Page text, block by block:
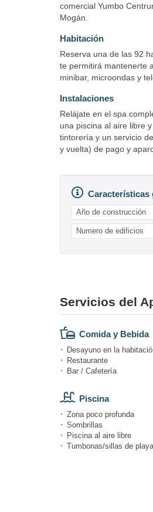
comercial Yumbo
Mogán.
Habitación
Reserva una de las 92
te permitirá mantenerte
minibar, microondas y
Instalaciones
Relájate en el spa
una piscina al aire libre
tintorería y un servicio
y vuelta) de pago y
Características
Año de construcción
Numero de edificios
Servicios del
Comida y Bebida
Desayuno en la
Restaurante
Bar / Cafetería
Piscina
Zona poco profunda
Sombrillas
Piscina al aire libre
Tumbonas/sillas de playa